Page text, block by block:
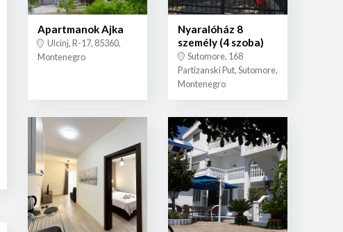
Apartmanok Ajka
Ulcinj, R-17, 85360,
Montenegro
Nyaralóház 8
személy (4 szoba)
Sutomore, 168
Partizanski Put, Sutomore,
Montenegro